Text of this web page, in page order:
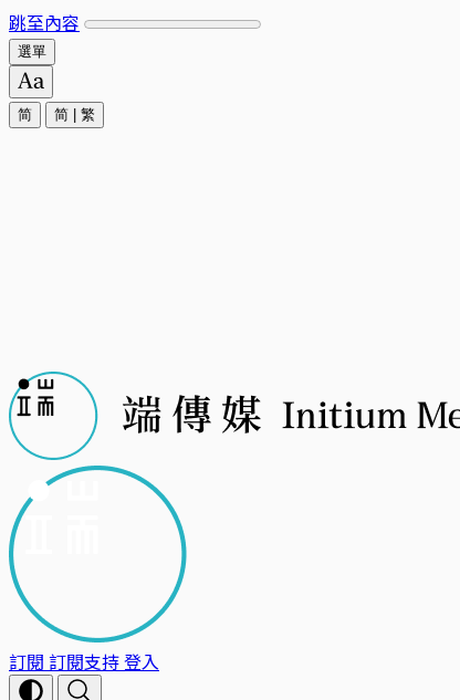
跳至內容
選單
简 简 繁
訂閱 訂閱支持登入